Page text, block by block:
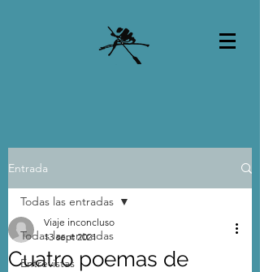
Entrada
Todas las entradas
Entrevistas
Todas las entradas
Cuatro poemas de
Viaje inconcluso
13 sept 2021